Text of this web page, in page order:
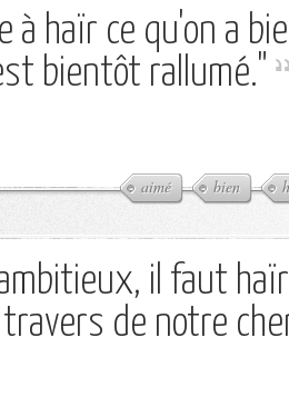
à haïr ce qu'on a
bientôt rallumé."
aimé bien
il faut
de notre